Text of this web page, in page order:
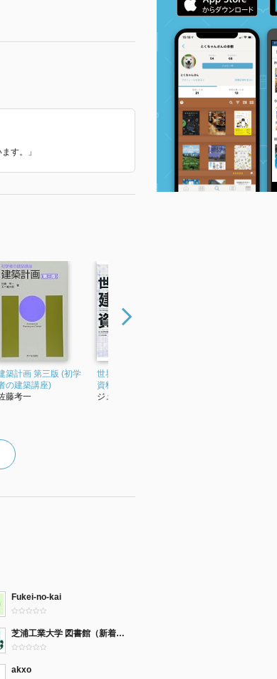
す。」
築計画 第三版 (初学
の建築講座)
藤考一
世界標準の建築設計
資料集成
ジュリア・マクモ...
Fukei-no-kai
芝浦工業大学 図書館（新着本）
akxo